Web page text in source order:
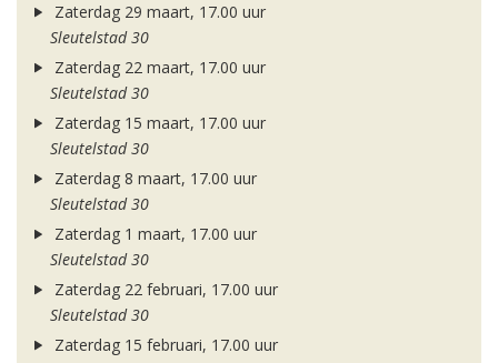
Zaterdag 29 maart, 17.00 uur
Sleutelstad 30
Zaterdag 22 maart, 17.00 uur
Sleutelstad 30
Zaterdag 15 maart, 17.00 uur
Sleutelstad 30
Zaterdag 8 maart, 17.00 uur
Sleutelstad 30
Zaterdag 1 maart, 17.00 uur
Sleutelstad 30
Zaterdag 22 februari, 17.00 uur
Sleutelstad 30
Zaterdag 15 februari, 17.00 uur